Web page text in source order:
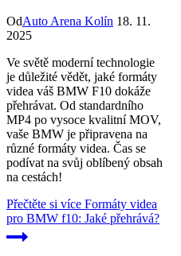
OdAuto Arena Kolín 18. 11.
2025
Ve světě moderní technologie
je důležité vědět, jaké formáty
videa váš BMW F10 dokáže
přehrávat. Od standardního
MP4 po vysoce kvalitní MOV,
vaše BMW je připravena na
různé formáty videa. Čas se
podívat na svůj oblíbený obsah
na cestách!
Přečtěte si více Formáty videa
pro BMW f10: Jaké přehrává?